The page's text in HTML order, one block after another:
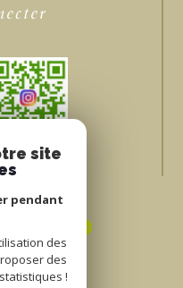
site
pendant
des
des
!